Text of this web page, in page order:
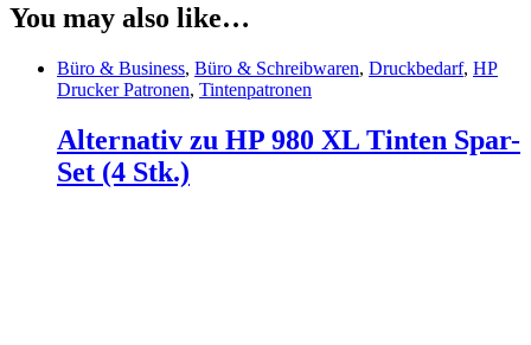
You may also like…
Büro & Business, Büro & Schreibwaren, Druckbedarf, HP
Drucker Patronen, Tintenpatronen
Alternativ zu HP 980 XL Tinten Spar-
Set (4 Stk.)